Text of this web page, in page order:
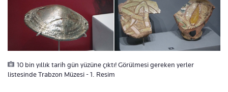
10 bin yıllık tarih gün yüzüne çıktı! Görülmesi gereken yerler
listesinde Trabzon Müzesi - 1. Resim